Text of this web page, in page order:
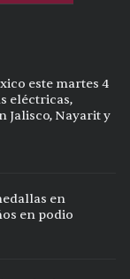
este martes 4
eléctricas,
Jalisco, Nayarit y
en
en podio